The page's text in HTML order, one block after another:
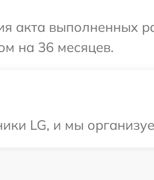
акта выполненных
на 36 месяцев.
LG, и мы